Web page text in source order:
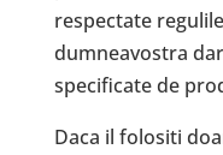
respectate
dumneavostra
specificate de
Daca il folositi